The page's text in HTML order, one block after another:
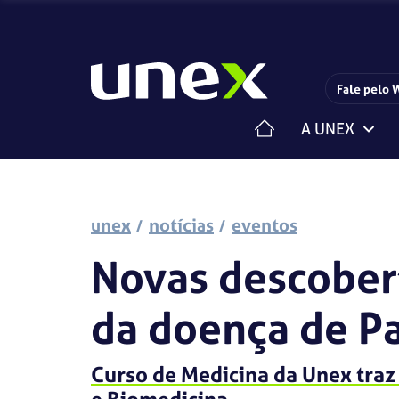
Fale pelo
A UNEX
unex notícias eventos
Novas
da doença de
Curso de Medicina da Unex